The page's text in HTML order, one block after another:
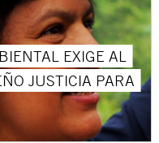
EXIGE AL
JUSTICIA PARA